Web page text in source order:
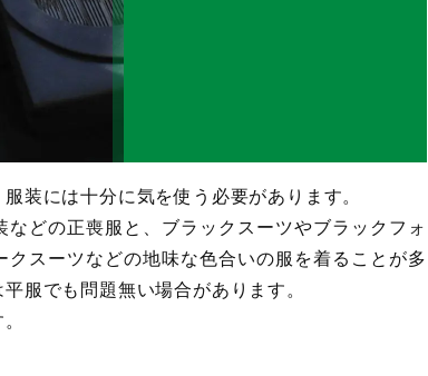
装には十分に気を使う必要があります。
どの正喪服と、ブラックスーツやブラックフォ
スーツなどの地味な色合いの服を着ることが多
服でも問題無い場合があります。